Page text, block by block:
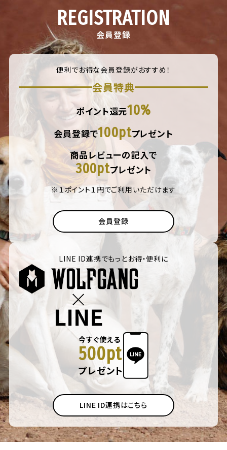
REGISTRATION
会員登録
便利でお得な会員登録がおすすめ！
会員特典
ポイント還元10%
会員登録で100ptプレゼント
商品レビューの記入で
300ptプレゼント
※１ポイント１円でご利用いただけます
会員登録
LINE ID連携でもっとお得・便利に
今すぐ使える
500pt
プレゼント
LINE ID連携はこちら